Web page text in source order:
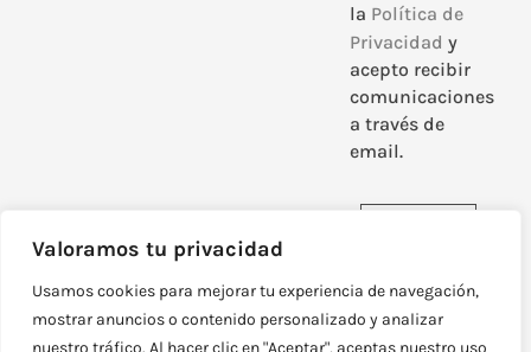
Valoramos tu privacidad
Usamos cookies para mejorar tu experiencia de navegación,
mostrar anuncios o contenido personalizado y analizar
nuestro tráfico. Al hacer clic en "Aceptar", aceptas nuestro uso
la Política de
Privacidad y
acepto recibir
comunicaciones
a través de
email.